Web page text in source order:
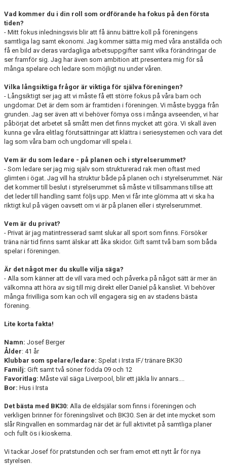
Vad kommer du i din roll som ordförande ha fokus på den första
tiden?
- Mitt fokus inledningsvis blir att få ännu bättre koll på föreningens
samtliga lag samt ekonomi. Jag kommer sätta mig med våra anställda och
få en bild av deras vardagliga arbetsuppgifter samt vilka förändringar de
ser framför sig. Jag har även som ambition att presentera mig för så
många spelare och ledare som möjligt nu under våren.
Vilka långsiktiga frågor är viktiga för själva föreningen?
- Långsiktigt ser jag att vi måste få ett större fokus på våra barn och
ungdomar. Det är dem som är framtiden i föreningen. Vi måste bygga från
grunden. Jag ser även att vi behöver förnya oss i många avseenden, vi har
påbörjat det arbetet så smått men det finns mycket att göra. Vi skall även
kunna ge våra elitlag förutsättningar att klättra i seriesystemen och vara det
lag som våra barn och ungdomar vill spela i.
Vem är du som ledare - på planen och i styrelserummet?
- Som ledare ser jag mig själv som strukturerad rak men oftast med
glimten i ögat. Jag vill ha struktur både på planen och i styrelserummet. När
det kommer till beslut i styrelserummet så måste vi tillsammans tillse att
det leder till handling samt följs upp. Men vi får inte glömma att vi ska ha
riktigt kul på vägen oavsett om vi är på planen eller i styrelserummet.
Vem är du privat?
- Privat är jag matintresserad samt slukar all sport som finns. Försöker
träna när tid finns samt älskar att åka skidor. Gift samt två barn som båda
spelar i föreningen.
Är det något mer du skulle vilja säga?
- Alla som känner att de vill vara med och påverka på något sätt är mer än
välkomna att höra av sig till mig direkt eller Daniel på kansliet. Vi behöver
många frivilliga som kan och vill engagera sig en av stadens bästa
förening.
Lite korta fakta!
Namn: Josef Berger
Ålder: 41 år
Klubbar som spelare/ledare: Spelat i Irsta IF/ tränare BK30
Familj: Gift samt två söner födda 09 och 12
Favoritlag: Måste väl säga Liverpool, blir ett jäkla liv annars....
Bor: Hus i Irsta
Det bästa med BK30: Alla de eldsjälar som finns i föreningen och
verkligen brinner för föreningslivet och BK30. Sen är det inte mycket som
slår Ringvallen en sommardag när det är full aktivitet på samtliga planer
och fullt ös i kioskerna.
Vi tackar Josef för pratstunden och ser fram emot ett nytt år för nya
styrelsen.